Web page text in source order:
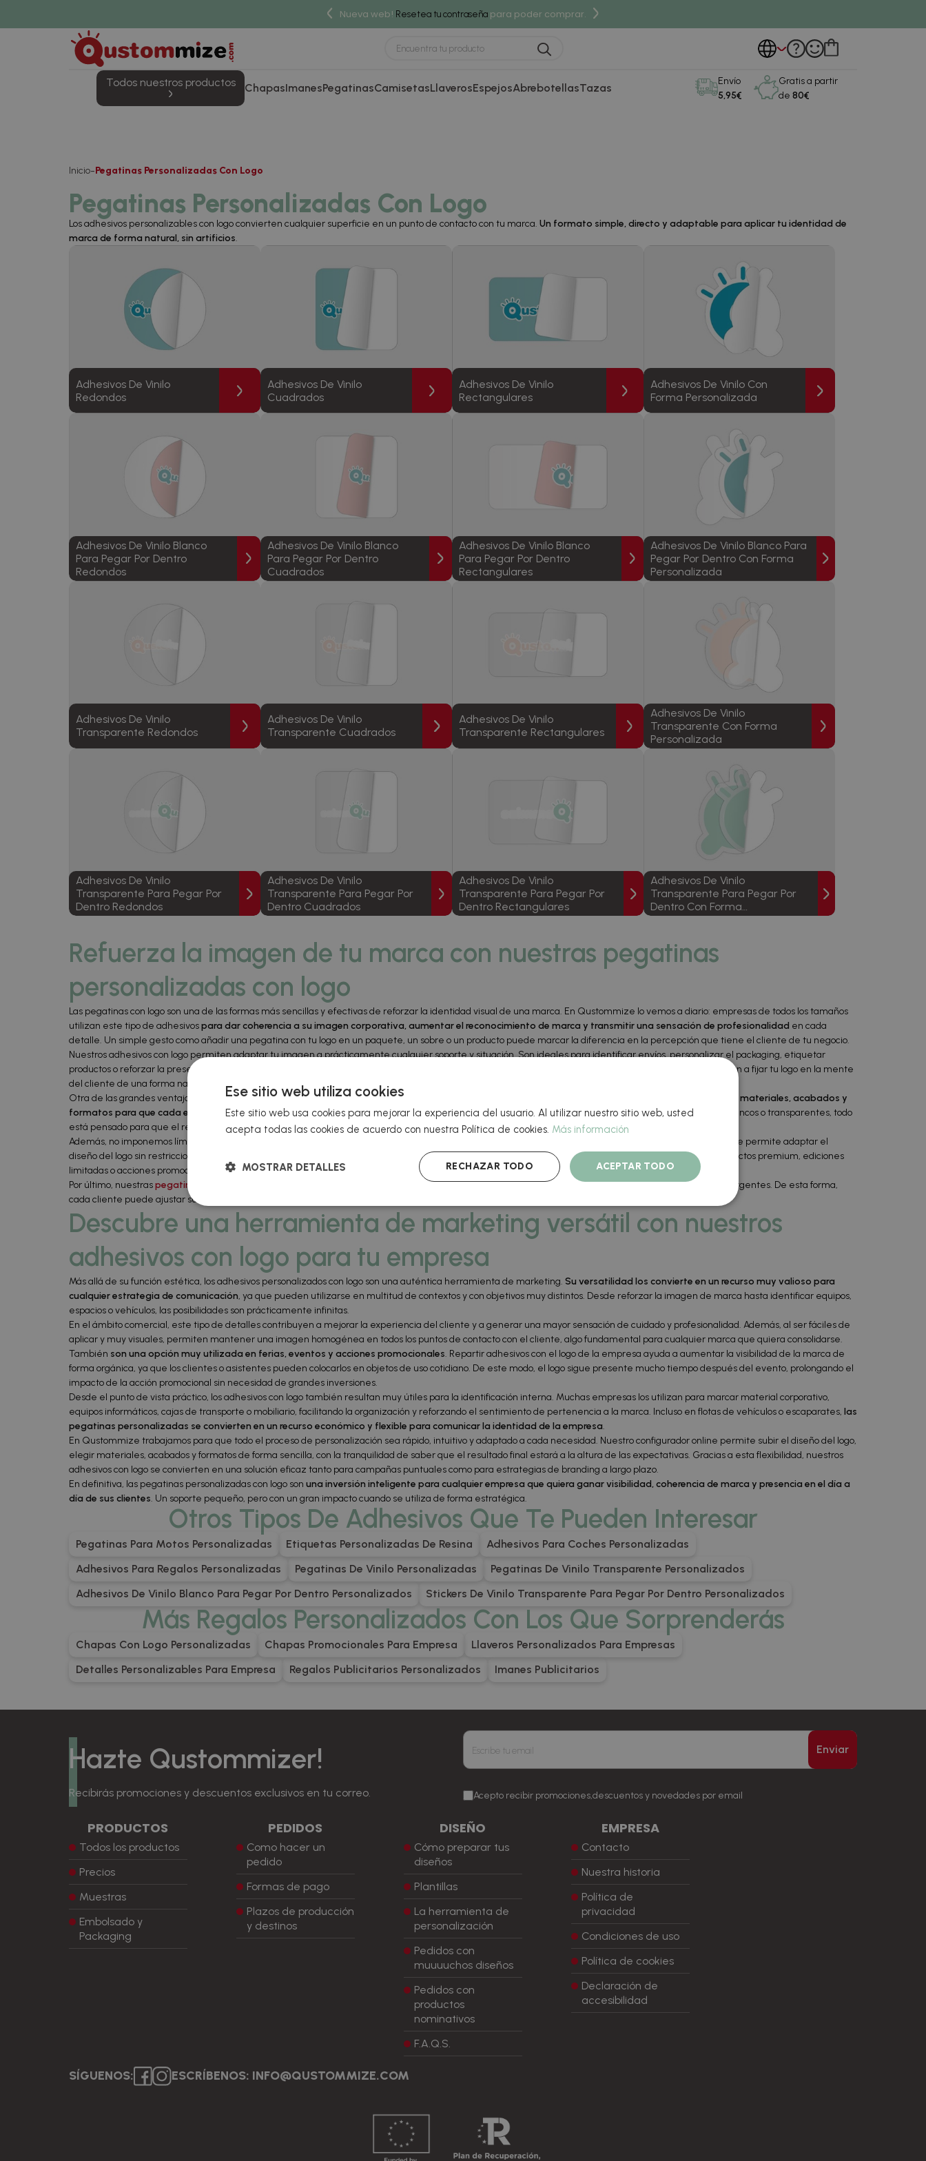
Nueva web! Resetea tu contraseña para poder comprar.
Todos nuestros productos ChapasImanesPegatinasCamisetasLlaverosEspejosAbrebotellasTazas
Envío
5,95€
Gratis a partir
de 80€
Inicio Pegatinas Personalizadas Con Logo
Pegatinas Personalizadas Con Logo
Los adhesivos personalizables con logo convierten cualquier superficie en un punto de contacto con tu marca. Un formato simple, directo y adaptable para aplicar tu identidad de
marca de forma natural, sin artificios.
Adhesivos De Vinilo
Redondos
Adhesivos De Vinilo
Cuadrados
Adhesivos De Vinilo
Rectangulares
Adhesivos De Vinilo Con
Forma Personalizada
Adhesivos De Vinilo Blanco
Para Pegar Por Dentro
Redondos
Adhesivos De Vinilo Blanco
Para Pegar Por Dentro
Cuadrados
Adhesivos De Vinilo Blanco
Para Pegar Por Dentro
Rectangulares
Adhesivos De Vinilo Blanco Para
Pegar Por Dentro Con Forma
Personalizada
Adhesivos De Vinilo
Transparente Redondos
Adhesivos De Vinilo
Transparente Cuadrados
Adhesivos De Vinilo
Transparente Rectangulares
Adhesivos De Vinilo
Transparente Con Forma
Personalizada
Adhesivos De Vinilo
Transparente Para Pegar Por
Dentro Redondos
Adhesivos De Vinilo
Transparente Para Pegar Por
Dentro Cuadrados
Adhesivos De Vinilo
Transparente Para Pegar Por
Dentro Rectangulares
Adhesivos De Vinilo
Transparente Para Pegar Por
Dentro Con Forma
Personalizada
Refuerza la imagen de tu marca con nuestras pegatinas
personalizadas con logo
Las pegatinas con logo son una de las formas más sencillas y efectivas de reforzar la identidad visual de una marca. En Qustommize lo vemos a diario: empresas de todos los tamaños
utilizan este tipo de adhesivospara dar coherencia a su imagen corporativa, aumentar el reconocimiento de marca y transmitir una sensación de profesionalidad en cada
detalle. Un simple gesto como añadir una pegatina con tu logo en un paquete, un sobre o un producto puede marcar la diferencia en la percepción que tiene el cliente de tu negocio.
Nuestros adhesivos con logo permiten adaptar tu imagen a prácticamente cualquier soporte y situación. Son ideales para identificar envíos, personalizar el packaging, etiquetar
productos o reforzar la presencia visual de tu marca en puntos de venta, ferias o eventos corporativos. Al tratarse de un elemento visual muy directo, ayudan a fijar tu logo en la mente
del cliente de una forma natural, sin resultar intrusivos y con una excelente relación entre coste y visibilidad.
Otra de las grandes ventajas de las pegatinas personalizadas con logo es la libertad creativa. En nuestra tienda online
ofrecemos una amplia variedad de materiales, acabados y
formatos para que cada empresa pueda elegir la opción que mejor encaje con su identidad corporativa . Desde acabados mate o brillo hasta fondos blancos o transparentes, todo
está pensado para que el resultado final sea coherente con tu imagen de marca y con el uso que vayas a darle al adhesivo.
Además, no imponemos límites creativos.
, lo que permite adaptar el
diseño del logo sin restricciones. Esto resulta especialmente interesante para marcas que buscan un acabado más exclusivo o diferencial, ya sea para productos premium, ediciones
limitadas o acciones promocionales concretas.
Por último, nuestraspegatinas personalizadas
están pensadas tanto para grandes empresas como para pequeños negocios, autónomos o proyectos emergentes. De esta forma,
cada cliente puede ajustar su pedido a sus necesidades reales, sin sobrecostes ni complicaciones.
Descubre una herramienta de marketing versátil con nuestros
adhesivos con logo para tu empresa
Más allá de su función estética, los adhesivos personalizados con logo son una auténtica herramienta de marketing. Su versatilidad los convierte en un recurso muy valioso para
cualquier estrategia de comunicación, ya que pueden utilizarse en multitud de contextos y con objetivos muy distintos. Desde reforzar la imagen de marca hasta identificar equipos,
espacios o vehículos, las posibilidades son prácticamente infinitas.
En el ámbito comercial, este tipo de detalles contribuyen a mejorar la experiencia del cliente y a generar una mayor sensación de cuidado y profesionalidad. Además, al ser fáciles de
aplicar y muy visuales, permiten mantener una imagen homogénea en todos los puntos de contacto con el cliente, algo fundamental para cualquier marca que quiera consolidarse.
También son una opción muy utilizada en ferias, eventos y acciones promocionales. Repartir adhesivos con el logo de la empresa ayuda a aumentar la visibilidad de la marca de
forma orgánica, ya que los clientes o asistentes pueden colocarlos en objetos de uso cotidiano. De este modo, el logo sigue presente mucho tiempo después del evento, prolongando el
impacto de la acción promocional sin necesidad de grandes inversiones.
Desde el punto de vista práctico, los adhesivos con logo también resultan muy útiles para la identificación interna. Muchas empresas los utilizan para marcar material corporativo,
equipos informáticos, cajas de transporte o mobiliario, facilitando la organización y reforzando el sentimiento de pertenencia a la marca. Incluso en flotas de vehículos o escaparates, las
pegatinas personalizadas se convierten en un recurso económico y flexible para comunicar la identidad de la empresa.
En Qustommize trabajamos para que todo el proceso de personalización sea rápido, intuitivo y adaptado a cada necesidad. Nuestro configurador online permite subir el diseño del logo,
elegir materiales, acabados y formatos de forma sencilla, con la tranquilidad de saber que el resultado final estará a la altura de las expectativas. Gracias a esta flexibilidad, nuestros
adhesivos con logo se convierten en una solución eficaz tanto para campañas puntuales como para estrategias de branding a largo plazo.
En definitiva, las pegatinas personalizadas con logo son una inversión inteligente para cualquier empresa que quiera ganar visibilidad, coherencia de marca y presencia en el día a
día de sus clientes. Un soporte pequeño, pero con un gran impacto cuando se utiliza de forma estratégica.
Otros Tipos De Adhesivos Que Te Pueden Interesar
Pegatinas Para Motos Personalizadas Etiquetas Personalizadas De Resina
Adhesivos Para Coches Personalizadas
Adhesivos Para Regalos Personalizadas
Pegatinas De Vinilo Personalizadas
Pegatinas De Vinilo Transparente Personalizados
Adhesivos De Vinilo Blanco Para Pegar Por Dentro Personalizados
Stickers De Vinilo Transparente Para Pegar Por Dentro Personalizados
Más Regalos Personalizados Con Los Que Sorprenderás
Chapas Con Logo Personalizadas Chapas Promocionales Para Empresa
Llaveros Personalizados Para Empresas
Detalles Personalizables Para Empresa
Regalos Publicitarios Personalizados Imanes Publicitarios
Hazte Qustommizer!
Recibirás promociones y descuentos exclusivos en tu correo.
Enviar
Acepto recibir promociones,descuentos y novedades por email
PRODUCTOS
Todos los productos
Precios
Muestras
Embolsado y
Packaging
PEDIDOS
Como hacer un
pedido
Formas de pago
Plazos de producción
y destinos
DISEÑO
Cómo preparar tus
diseños
Plantillas
La herramienta de
personalización
Pedidos con
muuuuchos diseños
Pedidos con
productos
nominativos
F.A.Q.S.
EMPRESA
Contacto
Nuestra historia
Política de
privacidad
Condiciones de uso
Política de cookies
Declaración de
accesibilidad
SÍGUENOS: ESCRÍBENOS: INFO@QUSTOMMIZE.COM
Ese sitio web utiliza cookies
Este sitio web usa cookies para mejorar la experiencia del usuario. Al utilizar nuestro sitio web, usted
acepta todas las cookies de acuerdo con nuestra Política de cookies. Más información
ACEPTAR TODO
RECHAZAR TODO
MOSTRAR DETALLES